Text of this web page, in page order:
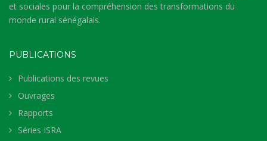
et sociales pour la compréhension des transformations du
monde rural sénégalais.
PUBLICATIONS
Publications des revues
Ouvrages
Rapports
Séries ISRA